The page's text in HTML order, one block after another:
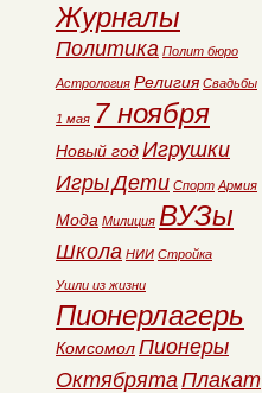
Журналы
Политика Полит бюро
Астрология Религия Свадьбы
1 мая 7 ноября
Новый годИгрушки
ИгрыДети Спорт Армия
Мода Милиция ВУЗы
Школа НИИ Стройка
Ушли из жизни
Пионерлагерь
КомсомолПионеры
ОктябрятаПлакат